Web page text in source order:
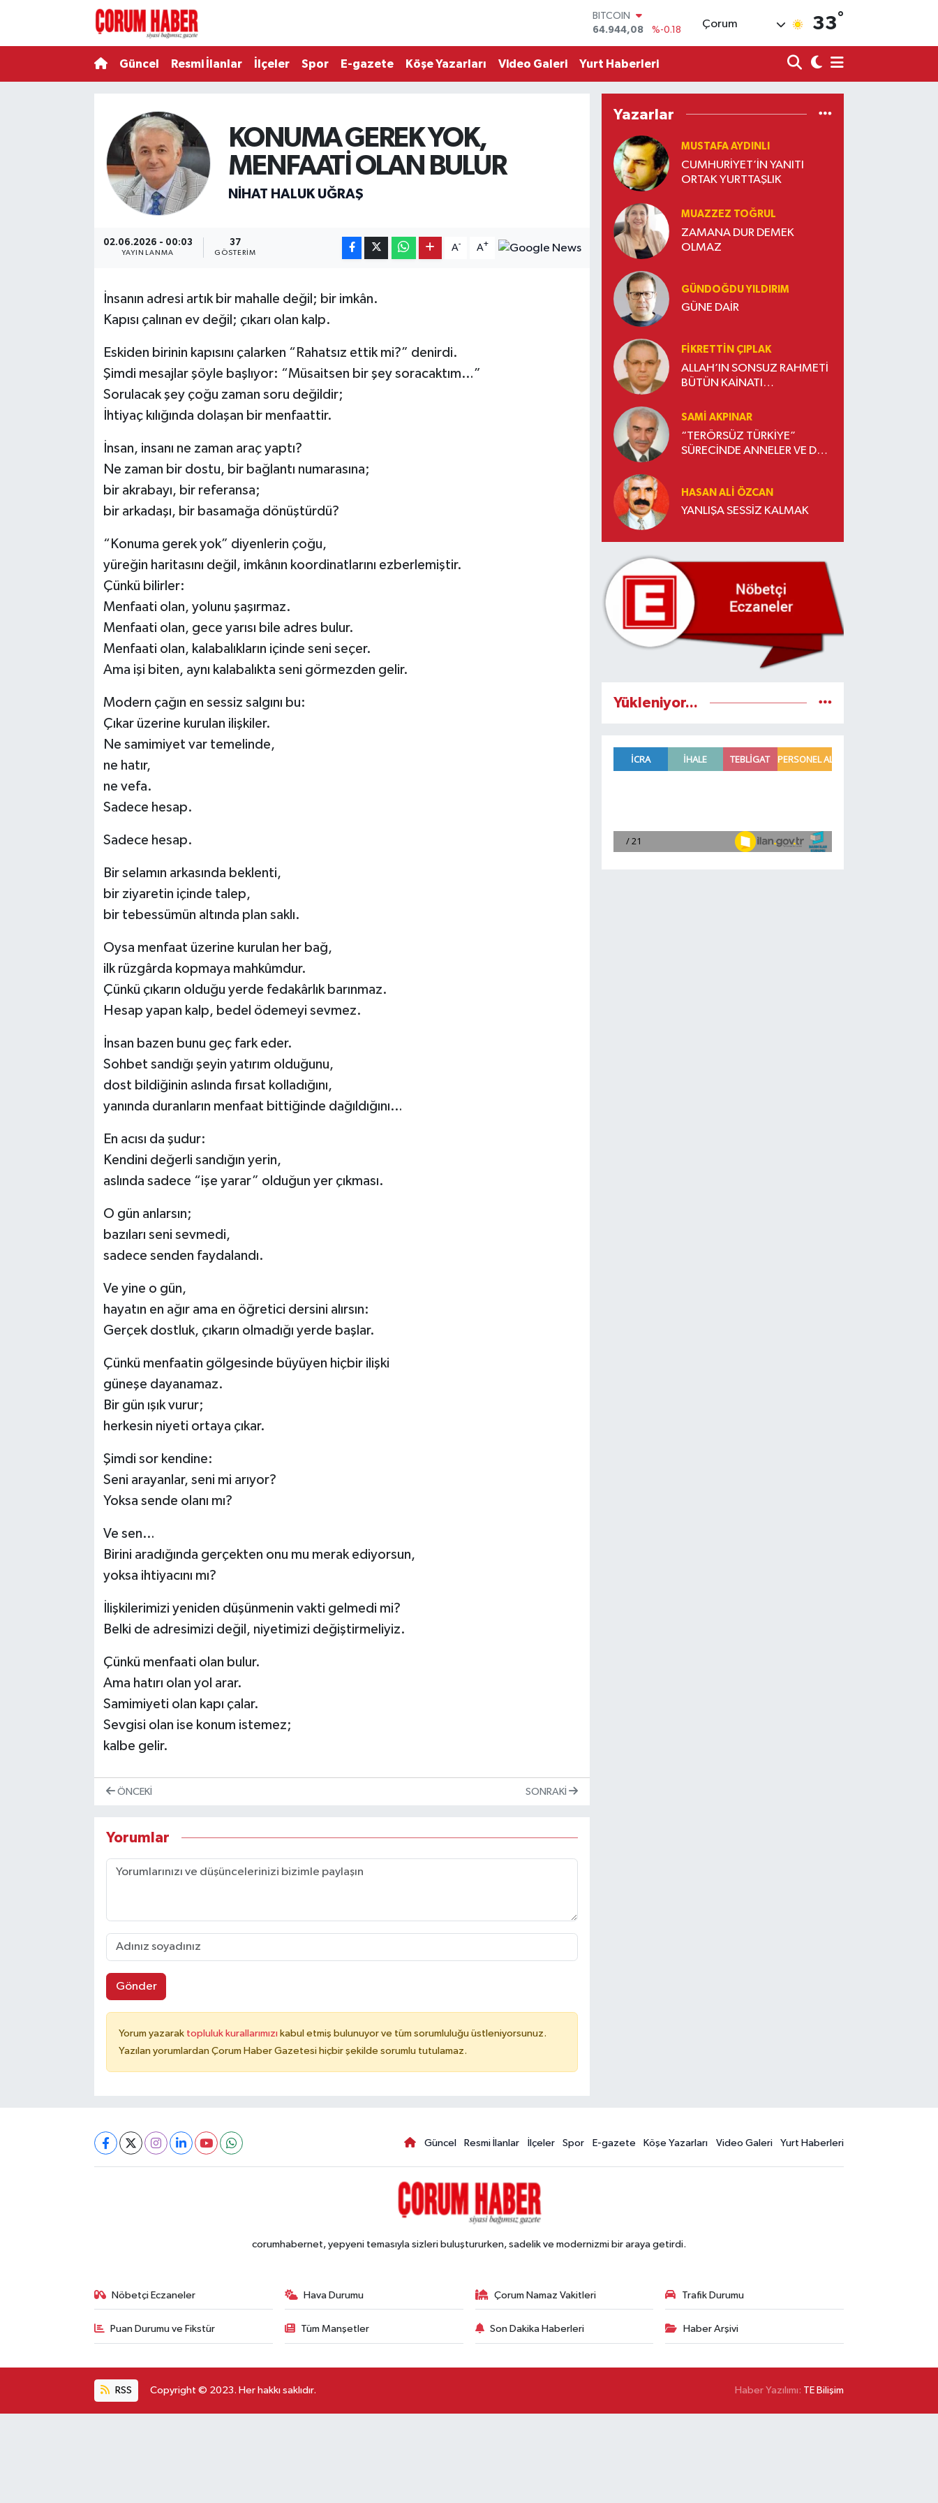
DOLAR
47,7436
%0.18
EURO
55,2510
%0.32
6660.55
%0.03
13.779
%-14
Çorum 33°
Güncel Resmi İlanlar İlçeler Spor E-gazete Köşe Yazarları Video Galeri Yurt Haberleri
KONUMA GEREK YOK,
MENFAATİ OLAN BULUR
NIHAT HALUK UĞRAŞ
02.06.2026 - 00:03
YAYINLANMA
37
GÖSTERIM
A- A+
İnsanın adresi artık bir mahalle değil; bir imkân.
Kapısı çalınan ev değil; çıkarı olan kalp.
Eskiden birinin kapısını çalarken “Rahatsız ettik mi?” denirdi.
Şimdi mesajlar şöyle başlıyor: “Müsaitsen bir şey soracaktım…”
Sorulacak şey çoğu zaman soru değildir;
İhtiyaç kılığında dolaşan bir menfaattir.
İnsan, insanı ne zaman araç yaptı?
Ne zaman bir dostu, bir bağlantı numarasına;
bir akrabayı, bir referansa;
bir arkadaşı, bir basamağa dönüştürdü?
“Konuma gerek yok” diyenlerin çoğu,
yüreğin haritasını değil, imkânın koordinatlarını ezberlemiştir.
Çünkü bilirler:
Menfaati olan, yolunu şaşırmaz.
Menfaati olan, gece yarısı bile adres bulur.
Menfaati olan, kalabalıkların içinde seni seçer.
Ama işi biten, aynı kalabalıkta seni görmezden gelir.
Modern çağın en sessiz salgını bu:
Çıkar üzerine kurulan ilişkiler.
Ne samimiyet var temelinde,
ne hatır,
ne vefa.
Sadece hesap.
Sadece hesap.
Bir selamın arkasında beklenti,
bir ziyaretin içinde talep,
bir tebessümün altında plan saklı.
Oysa menfaat üzerine kurulan her bağ,
ilk rüzgârda kopmaya mahkûmdur.
Çünkü çıkarın olduğu yerde fedakârlık barınmaz.
Hesap yapan kalp, bedel ödemeyi sevmez.
İnsan bazen bunu geç fark eder.
Sohbet sandığı şeyin yatırım olduğunu,
dost bildiğinin aslında fırsat kolladığını,
yanında duranların menfaat bittiğinde dağıldığını…
En acısı da şudur:
Kendini değerli sandığın yerin,
aslında sadece “işe yarar” olduğun yer çıkması.
O gün anlarsın;
bazıları seni sevmedi,
sadece senden faydalandı.
Ve yine o gün,
hayatın en ağır ama en öğretici dersini alırsın:
Gerçek dostluk, çıkarın olmadığı yerde başlar.
Çünkü menfaatin gölgesinde büyüyen hiçbir ilişki
güneşe dayanamaz.
Bir gün ışık vurur;
herkesin niyeti ortaya çıkar.
Şimdi sor kendine:
Seni arayanlar, seni mi arıyor?
Yoksa sende olanı mı?
Ve sen…
Birini aradığında gerçekten onu mu merak ediyorsun,
yoksa ihtiyacını mı?
İlişkilerimizi yeniden düşünmenin vakti gelmedi mi?
Belki de adresimizi değil, niyetimizi değiştirmeliyiz.
Çünkü menfaati olan bulur.
Ama hatırı olan yol arar.
Samimiyeti olan kapı çalar.
Sevgisi olan ise konum istemez;
kalbe gelir.
ÖNCEKI SONRAKI
Yorumlar
Gönder
Yorum yazarak topluluk kurallarımızı kabul etmiş bulunuyor ve tüm sorumluluğu üstleniyorsunuz.
Yazılan yorumlardan Çorum Haber Gazetesi hiçbir şekilde sorumlu tutulamaz.
Yazarlar
MUSTAFA AYDINLI
CUMHURİYET’İN YANITI
ORTAK YURTTAŞLIK
MUAZZEZ TOĞRUL
ZAMANA DUR DEMEK
OLMAZ
GÜNDOĞDU YILDIRIM
GÜNE DAİR
FIKRETTIN ÇIPLAK
ALLAH’IN SONSUZ RAHMETİ
BÜTÜN KAİNATI
SAMI AKPINAR
“TERÖRSÜZ TÜRKİYE”
SÜRECİNDE ANNELER VE DE
HASAN ALI ÖZCAN
YANLIŞA SESSİZ KALMAK
Yükleniyor...
Güncel Resmi İlanlar İlçeler Spor E-gazete Köşe Yazarları Video Galeri Yurt Haberleri
corumhabernet, yepyeni temasıyla sizleri buluştururken, sadelik ve modernizmi bir araya getirdi.
Nöbetçi Eczaneler Hava Durumu Çorum Namaz Vakitleri Trafik Durumu
Puan Durumu ve Fikstür Tüm Manşetler Son Dakika Haberleri Haber Arşivi
RSS Copyright © 2023. Her hakkı saklıdır. Haber Yazılımı: TE Bilişim
Çorum Namaz Vakitleri
Trafik Durumu
Süper Lig Puan Durumu ve Fikstür
Haber Arşivi